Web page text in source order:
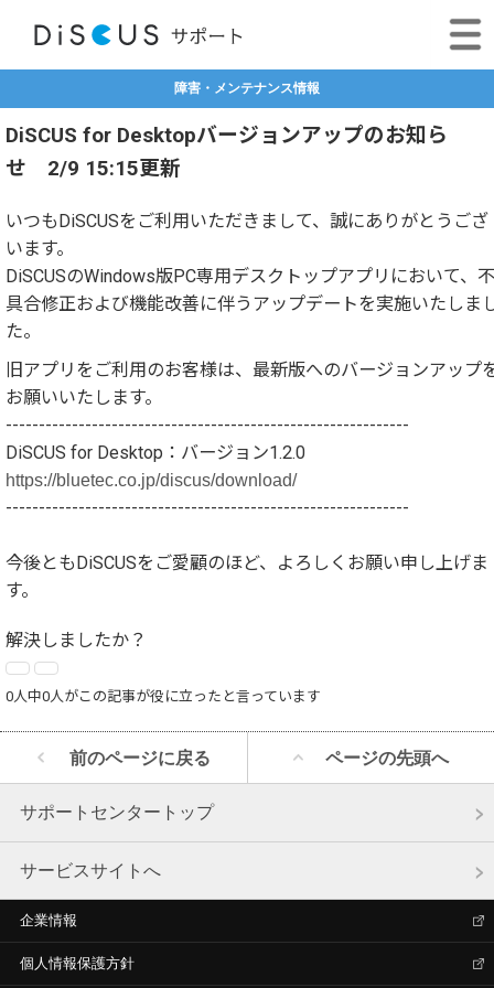
障害・メンテナンス情報
DiSCUS for Desktopバージョンアップのお知ら
せ 2/9 15:15更新
いつもDiSCUSをご利用いただきまして、誠にありがとうござ
います。
DiSCUSのWindows版PC専用デスクトップアプリにおいて、不
具合修正および機能改善に伴うアップデートを実施いたしま
た。
旧アプリをご利用のお客様は、最新版へのバージョンアップ
お願いいたします。
-------------------------------------------------------------
DiSCUS for Desktop：バージョン1.2.0
https://bluetec.co.jp/discus/download/
-------------------------------------------------------------
今後ともDiSCUSをご愛顧のほど、よろしくお願い申し上げま
す。
解決しましたか？
0人中0人がこの記事が役に立ったと言っています
前のページに戻る ページの先頭へ
サポートセンタートップ
サービスサイトへ
企業情報
個人情報保護方針